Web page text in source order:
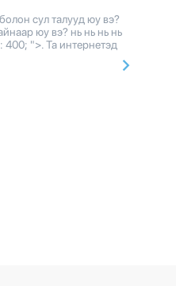
сул талууд юу вэ?
юу вэ? нь нь нь нь
400; ">. Та интернетэд